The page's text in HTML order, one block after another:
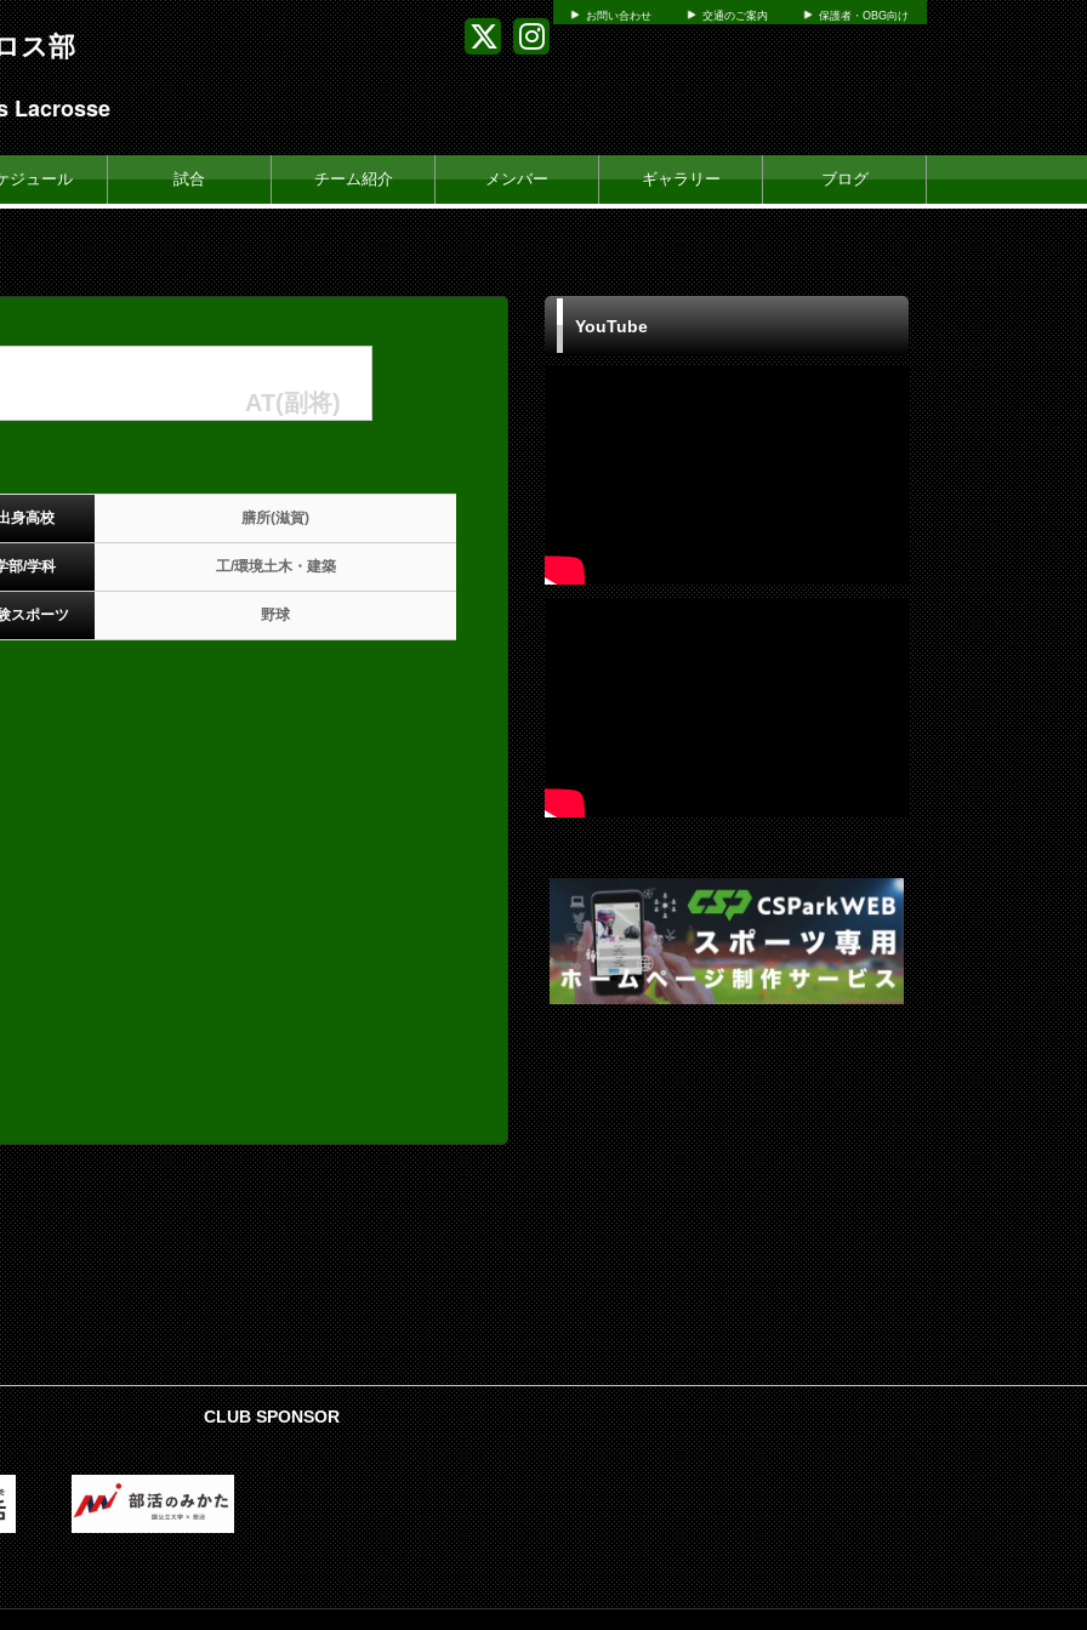
お問い合わせ 交通のご案内 保護者・OBG向け
ス部
Lacrosse
ジュール 試合 チーム紹介 メンバー ギャラリー ブログ
AT(副将)
身高校 膳所(滋賀)
部/学科 工/環境土木・建築
スポーツ 野球
YouTube
CLUB SPONSOR